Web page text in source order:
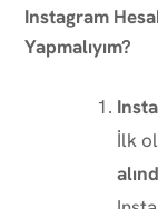
Instagram
Yapmalıyım?
İlk